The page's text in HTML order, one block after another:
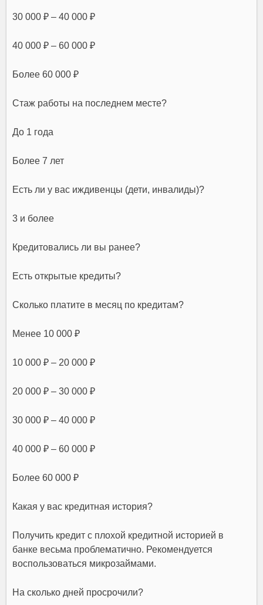
30 000 ₽ – 40 000 ₽
40 000 ₽ – 60 000 ₽
Более 60 000 ₽
Стаж работы на последнем месте?
До 1 года
Более 7 лет
Есть ли у вас иждивенцы (дети, инвалиды)?
3 и более
Кредитовались ли вы ранее?
Есть открытые кредиты?
Сколько платите в месяц по кредитам?
Менее 10 000 ₽
10 000 ₽ – 20 000 ₽
20 000 ₽ – 30 000 ₽
30 000 ₽ – 40 000 ₽
40 000 ₽ – 60 000 ₽
Более 60 000 ₽
Какая у вас кредитная история?
Получить кредит с плохой кредитной историей в
банке весьма проблематично. Рекомендуется
воспользоваться микрозаймами.
На сколько дней просрочили?